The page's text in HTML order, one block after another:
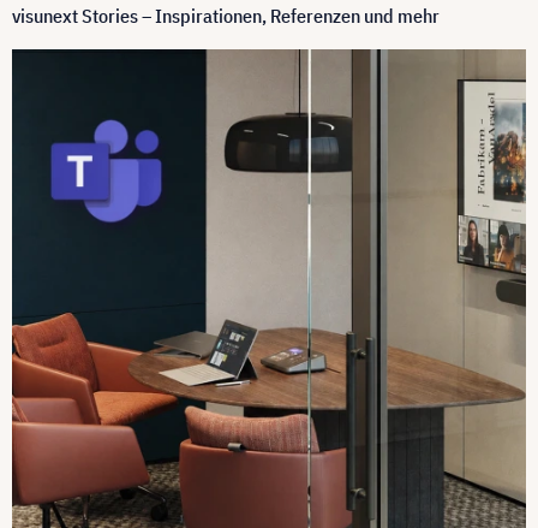
visunext Stories – Inspirationen, Referenzen und mehr